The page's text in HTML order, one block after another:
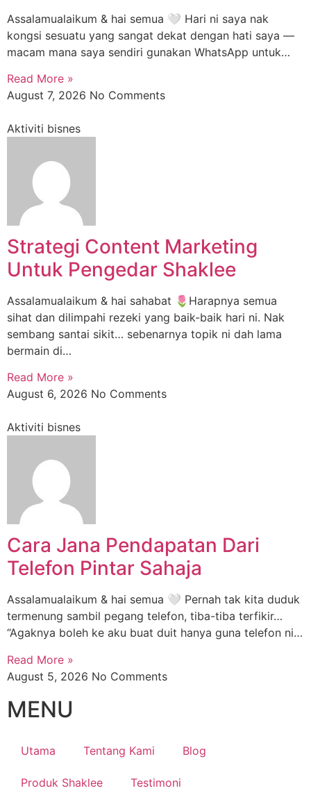
Assalamualaikum & hai semua 🤍 Hari ni saya nak
kongsi sesuatu yang sangat dekat dengan hati saya —
macam mana saya sendiri gunakan WhatsApp untuk…
Read More »
August 7, 2026 No Comments
Aktiviti bisnes
Strategi Content Marketing
Untuk Pengedar Shaklee
Assalamualaikum & hai sahabat 🌷Harapnya semua
sihat dan dilimpahi rezeki yang baik-baik hari ni. Nak
sembang santai sikit… sebenarnya topik ni dah lama
bermain di…
Read More »
August 6, 2026 No Comments
Aktiviti bisnes
Cara Jana Pendapatan Dari
Telefon Pintar Sahaja
Assalamualaikum & hai semua 🤍 Pernah tak kita duduk
termenung sambil pegang telefon, tiba-tiba terfikir…
“Agaknya boleh ke aku buat duit hanya guna telefon ni…
Read More »
August 5, 2026 No Comments
MENU
Utama Tentang Kami Blog
Produk Shaklee Testimoni